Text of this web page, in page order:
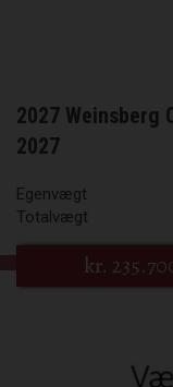
2027 Weinsberg
2027
Egenvægt
Totalvægt
kr.